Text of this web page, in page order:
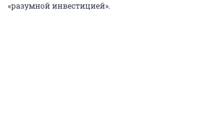
«разумной инвестицией».